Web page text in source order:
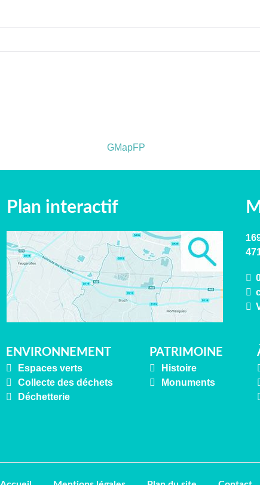
GMapFP
Plan interactif
ENVIRONNEMENT
Espaces verts
Collecte des déchets
Déchetterie
PATRIMOINE
Histoire
Monuments